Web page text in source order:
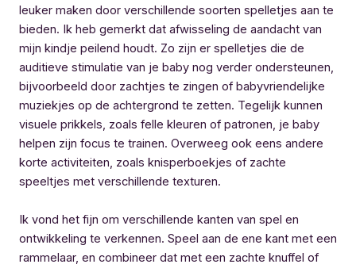
leuker maken door verschillende soorten spelletjes aan te
bieden. Ik heb gemerkt dat afwisseling de aandacht van
mijn kindje peilend houdt. Zo zijn er spelletjes die de
auditieve stimulatie van je baby nog verder ondersteunen,
bijvoorbeeld door zachtjes te zingen of babyvriendelijke
muziekjes op de achtergrond te zetten. Tegelijk kunnen
visuele prikkels, zoals felle kleuren of patronen, je baby
helpen zijn focus te trainen. Overweeg ook eens andere
korte activiteiten, zoals knisperboekjes of zachte
speeltjes met verschillende texturen.
Ik vond het fijn om verschillende kanten van spel en
ontwikkeling te verkennen. Speel aan de ene kant met een
rammelaar, en combineer dat met een zachte knuffel of